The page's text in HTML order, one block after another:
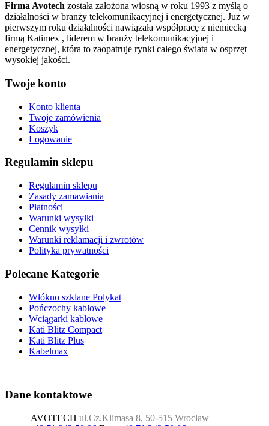
Firma Avotech została założona wiosną w roku 1993 z myślą o
działalności w branży telekomunikacyjnej i energetycznej. Już w
pierwszym roku działalności nawiązała współpracę z niemiecką
firmą Katimex , liderem w branży telekomunikacyjnej i
energetycznej, która to zaopatruje rynki całego świata w osprzęt
wysokiej jakości.
Twoje konto
Konto klienta
Twoje zamówienia
Koszyk
Logowanie
Regulamin sklepu
Regulamin sklepu
Zasady zamawiania
Płatności
Warunki wysyłki
Cennik wysyłki
Warunki reklamacji i zwrotów
Polityka prywatności
Polecane Kategorie
Włókno szklane Polykat
Pończochy kablowe
Wciągarki kablowe
Kati Blitz Compact
Kati Blitz Plus
Kabelmax
Dane kontaktowe
AVOTECH ul.Cz.Klimasa 8, 50-515 Wrocław